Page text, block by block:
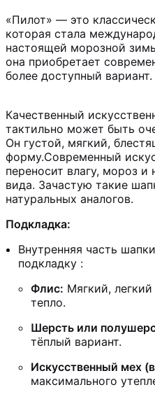
«Пилот» — это
которая стала
настоящей морозной
она приобретает
более доступный вариант.
Качественный
тактильно может быть
Он густой, мягкий,
форму.Современный
переносит влагу, мороз и
вида. Зачастую такие
натуральных аналогов.
Подкладка:
Внутренняя часть
подкладку :
Флис: Мягкий,
тепло.
Шерсть или
тёплый вариант.
Искусственный мех
максимального